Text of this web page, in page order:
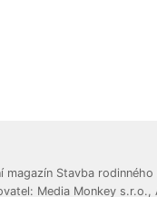
Stavba
Media Monkey s.r.o.,